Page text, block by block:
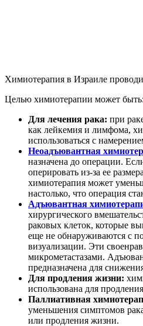
Химиотерапия в Израиле
Целью химиотерапии может быть:
Для лечения рака: при
как лейкемия и лимфома,
использоваться с
Неоадъювантная
назначена до операции.
оперировать из-за ее
химиотерапия может
настолько, что операция
Адъювантная
хирургического
раковых клеток, которые
еще не обнаруживаются с
визуализации. Эти
микрометастазами.
предназначена для
Для продления жизни:
использована для
Паллиативная
уменьшения симптомов
или продления жизни.